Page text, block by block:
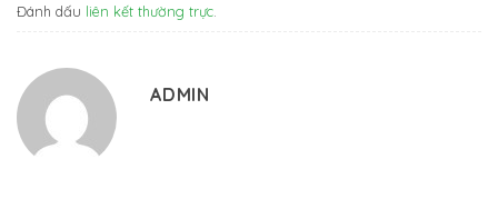
Đánh dấu liên kết thường trực.
ADMIN